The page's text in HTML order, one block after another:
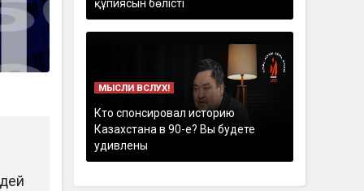
құпиясын бөлісті
МЫСЛИ ВСЛУХ!
Кто спонсировал историю
Казахстана в 90-е? Вы будете
удивлены